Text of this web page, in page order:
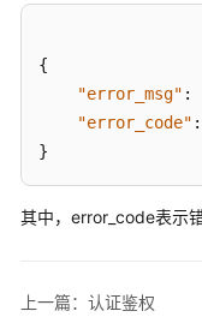
示
例
问
{
"error_msg" :
"error_code" :
}
其中，error_code表示
上一篇：认证鉴权